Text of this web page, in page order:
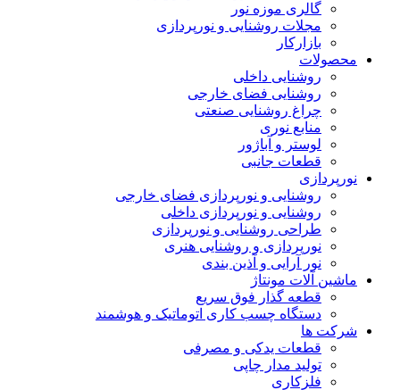
گالری موزه نور
مجلات روشنایی و نورپردازی
بازارکار
محصولات
روشنایی داخلی
روشنایی فضای خارجی
چراغ روشنایی صنعتی
منابع نوری
لوستر و آباژور
قطعات جانبی
نورپردازی
روشنایی و نورپردازی فضای خارجی
روشنایی و نورپردازی داخلی
طراحی روشنایی و نورپردازی
نورپردازی و روشنایی هنری
نور آرایی و آذین بندی
ماشین آلات مونتاژ
قطعه گذار فوق سریع
دستگاه چسب کاری اتوماتیک و هوشمند
شرکت ها
قطعات یدکی و مصرفی
تولید مدار چاپی
فلزکاری